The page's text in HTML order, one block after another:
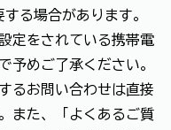
る場合があります。
定をされている携帯電
予めご了承ください。
るお問い合わせは直接
また、「よくあるご質